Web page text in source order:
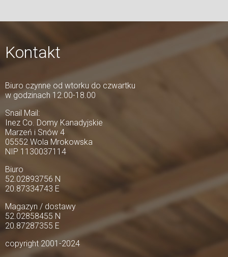
Kontakt
Biuro czynne od wtorku do czwartku
w godzinach 12.00-18.00
Snail Mail:
Inez Co. Domy Kanadyjskie
Marzeń i Snów 4
05552 Wola Mrokowska
NIP 1130037114
Biuro
52.02893756 N
20.87334743 E
Magazyn / dostawy
52.02858455 N
20.87287355 E
copyright 2001-2024